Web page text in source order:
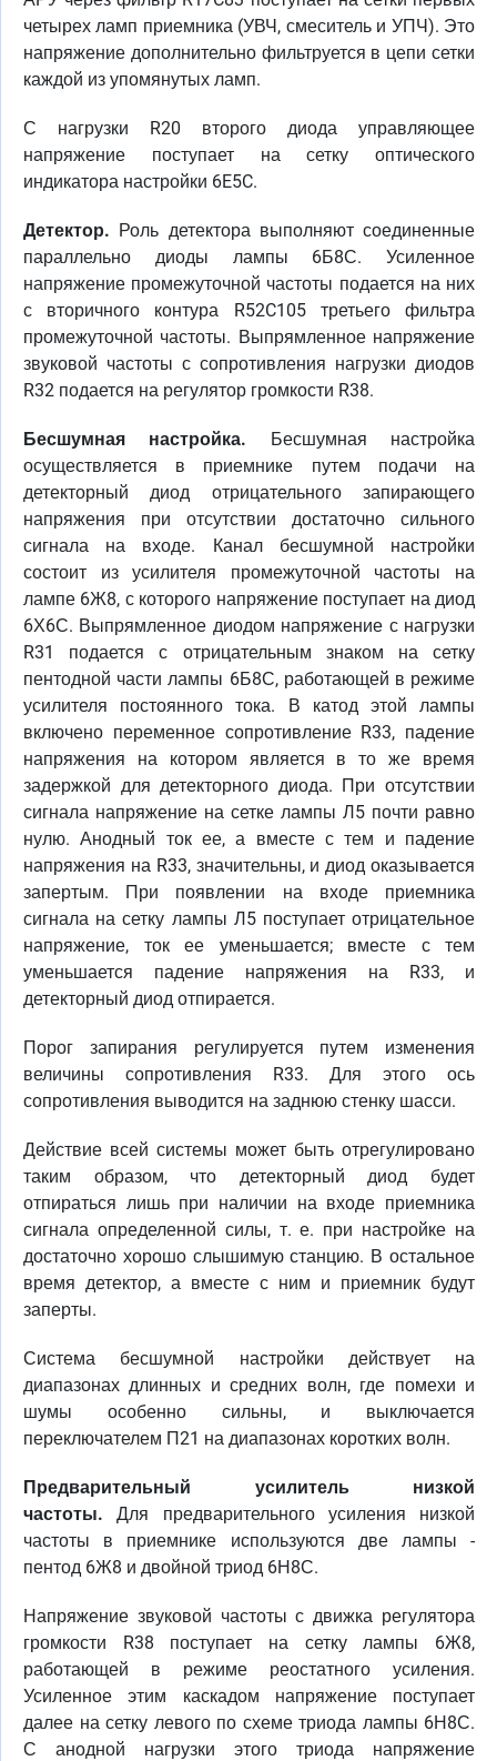
четырех ламп приемника (УВЧ, смеситель и УПЧ). Это
напряжение дополнительно фильтруется в цепи сетки
каждой из упомянутых ламп.
С нагрузки R20 второго диода управляющее
напряжение поступает на сетку оптического
индикатора настройки 6E5C.
Детектор. Роль детектора выполняют соединенные
параллельно диоды лампы 6Б8С. Усиленное
напряжение промежуточной частоты подается на них
с вторичного контура R52C105 третьего фильтра
промежуточной частоты. Выпрямленное напряжение
звуковой частоты с сопротивления нагрузки диодов
R32 подается на регулятор громкости R38.
Бесшумная настройка. Бесшумная настройка
осуществляется в приемнике путем подачи на
детекторный диод отрицательного запирающего
напряжения при отсутствии достаточно сильного
сигнала на входе. Канал бесшумной настройки
состоит из усилителя промежуточной частоты на
лампе 6Ж8, с которого напряжение поступает на диод
6Х6С. Выпрямленное диодом напряжение с нагрузки
R31 подается с отрицательным знаком на сетку
пентодной части лампы 6Б8С, работающей в режиме
усилителя постоянного тока. В катод этой лампы
включено переменное сопротивление R33, падение
напряжения на котором является в то же время
задержкой для детекторного диода. При отсутствии
сигнала напряжение на сетке лампы Л5 почти равно
нулю. Анодный ток ее, а вместе с тем и падение
напряжения на R33, значительны, и диод оказывается
запертым. При появлении на входе приемника
сигнала на сетку лампы Л5 поступает отрицательное
напряжение, ток ее уменьшается; вместе с тем
уменьшается падение напряжения на R33, и
детекторный диод отпирается.
Порог запирания регулируется путем изменения
величины сопротивления R33. Для этого ось
сопротивления выводится на заднюю стенку шасси.
Действие всей системы может быть отрегулировано
таким образом, что детекторный диод будет
отпираться лишь при наличии на входе приемника
сигнала определенной силы, т. е. при настройке на
достаточно хорошо слышимую станцию. В остальное
время детектор, а вместе с ним и приемник будут
заперты.
Система бесшумной настройки действует на
диапазонах длинных и средних волн, где помехи и
шумы особенно сильны, и выключается
переключателем П21 на диапазонах коротких волн.
Предварительный усилитель низкой
частоты. Для предварительного усиления низкой
частоты в приемнике используются две лампы -
пентод 6Ж8 и двойной триод 6Н8С.
Напряжение звуковой частоты с движка регулятора
громкости R38 поступает на сетку лампы 6Ж8,
работающей в режиме реостатного усиления.
Усиленное этим каскадом напряжение поступает
далее на сетку левого по схеме триода лампы 6Н8С.
С анодной нагрузки этого триода напряжение